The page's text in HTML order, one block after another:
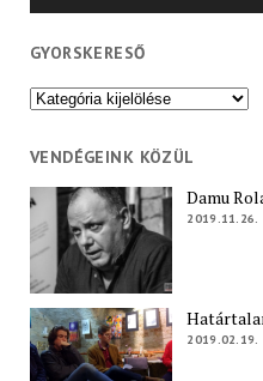
GYORSKERESŐ
Gyorskereső
VENDÉGEINK KÖZÜL
Damu
2019.11.26.
2019.02.19.